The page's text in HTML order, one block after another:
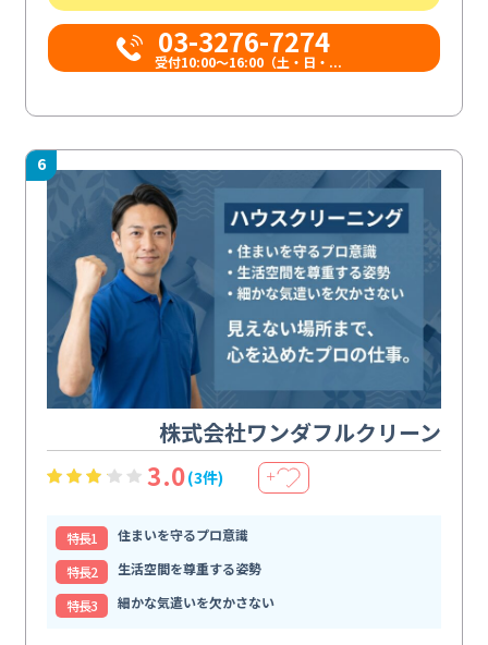
03-3276-7274
受付10:00〜16:00（土・日・...
6
株式会社ワンダフルクリーン
3.0(3件) ＋
特⻑1
住まいを守るプロ意識
特⻑2
生活空間を尊重する姿勢
特⻑3
細かな気遣いを欠かさない